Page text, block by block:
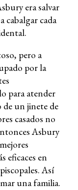
era salvar
cabalgar cada
pero a
por la
para atender
de un jinete de
casados no
Asbury
eficaces en
Así
una familia.